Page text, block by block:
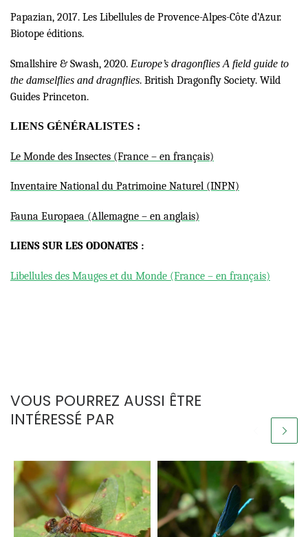
Papazian, 2017. Les Libellules de Provence-Alpes-Côte d’Azur.
Biotope éditions.
Smallshire & Swash, 2020. Europe’s dragonflies A field guide to
the damselflies and dragnflies. British Dragonfly Society. Wild
Guides Princeton.
LIENS GÉNÉRALISTES :
Le Monde des Insectes (France – en français)
Inventaire National du Patrimoine Naturel (INPN)
Fauna Europaea (Allemagne – en anglais)
LIENS SUR LES ODONATES :
Libellules des Mauges et du Monde (France – en français)
VOUS POURREZ AUSSI ÊTRE
INTÉRESSÉ PAR